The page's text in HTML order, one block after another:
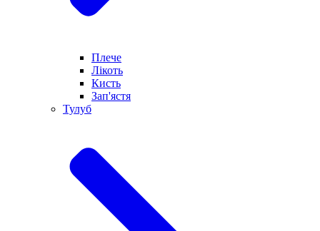
Плече
Лікоть
Кисть
Зап'ястя
Тулуб